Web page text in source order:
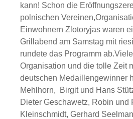
kann! Schon die
polnischen
Einwohnern Zlotoryjas waren
Grillabend am Samstag mit
rundete das Programm
Organisation und die tolle Zeit
deutschen Medaillengewinner
Mehlhorn, Birgit und Hans
Dieter Geschawetz, Robin und
Kleinschmidt, Gerhard